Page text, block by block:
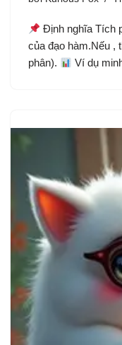
Định nghĩa Tích
của đạo hàm.Nếu
phân).
Ví dụ